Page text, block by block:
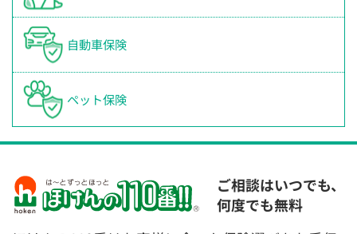
自動車保険
ペット保険
ご相談はいつでも、
何度でも無料